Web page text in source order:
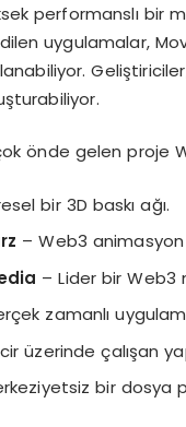
performanslı bir
uygulamalar,
önde gelen proje
bir 3D baskı ağı.
– Web3
– Lider bir Web3
zamanlı
üzerinde çalışan
bir dosya